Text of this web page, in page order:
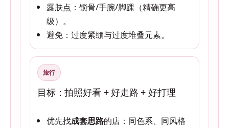
露肤点：锁骨/手腕/脚踝（精确更高
级）。
避免：过度紧绷与过度堆叠元素。
旅行
目标：拍照好看 + 好走路 + 好打理
优先找成套思路的店：同色系、同风格